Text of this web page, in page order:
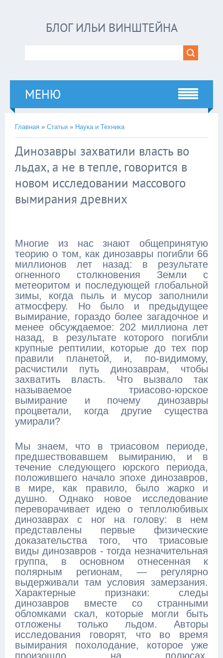
БЛОГ ИЛЬИ ВИНШТЕЙНА
МЕНЮ
Главная » Статьи » Наука и Техника
Динозавры захватили власть во
льдах, а не в тепле, говорится в
новом исследовании массового
вымирания древних
Многие из нас знают общепринятую
теорию о том, как динозавры погибли 66
миллионов лет назад: в результате
огненного столкновения Земли с
метеоритом и последующей глобальной
зимы, когда пыль и мусор заполнили
атмосферу. Но было и предыдущее
вымирание, гораздо более загадочное и
менее обсуждаемое: 202 миллиона лет
назад, в результате которого погибли
крупные рептилии, которые до тех пор
правили планетой, и, по-видимому,
расчистили путь динозаврам, чтобы
захватить власть. Что вызвало так
называемое триасово-юрское
вымирание и почему динозавры
процветали, когда другие существа
умирали?
Мы знаем, что в триасовом периоде,
предшествовавшем вымиранию, и в
течение следующего юрского периода,
положившего начало эпохе динозавров,
в мире, как правило, было жарко и
душно. Однако новое исследование
переворачивает идею о теплолюбивых
динозаврах с ног на голову: в нем
представлены первые физические
доказательства того, что триасовые
виды динозавров - тогда незначительная
группа, в основном отнесенная к
полярным регионам, — регулярно
выдерживали там условия замерзания.
Характерные признаки: следы
динозавров вместе со странными
обломками скал, которые могли быть
отложены только льдом. Авторы
исследования говорят, что во время
вымирания похолодание, которое уже
произошло на полюсах,